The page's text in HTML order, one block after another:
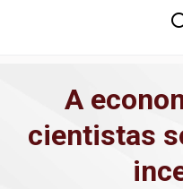
A
cientistas